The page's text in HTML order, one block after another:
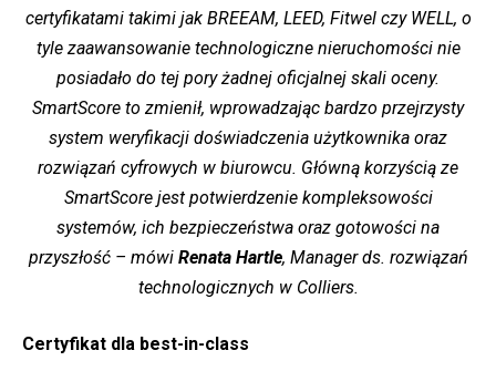
certyfikatami takimi jak BREEAM, LEED, Fitwel czy WELL, o
tyle zaawansowanie technologiczne nieruchomości nie
posiadało do tej pory żadnej oficjalnej skali oceny.
SmartScore to zmienił, wprowadzając bardzo przejrzysty
system weryfikacji doświadczenia użytkownika oraz
rozwiązań cyfrowych w biurowcu. Główną korzyścią ze
SmartScore jest potwierdzenie kompleksowości
systemów, ich bezpieczeństwa oraz gotowości na
przyszłość – mówi Renata Hartle, Manager ds. rozwiązań
technologicznych w Colliers.
Certyfikat dla best-in-class